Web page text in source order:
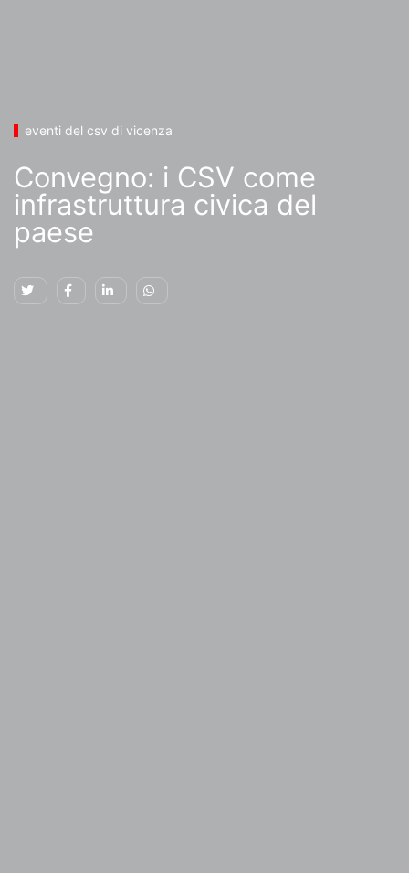
eventi del csv di vicenza
Convegno: i CSV come
infrastruttura civica del
paese